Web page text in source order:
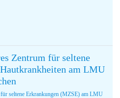
Zentrum für seltene
am LMU
seltene Erkrankungen (MZSE) am LMU